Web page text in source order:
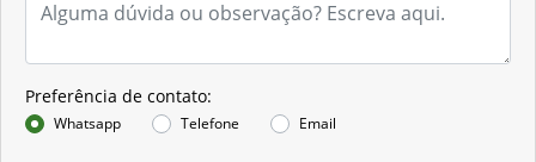
Preferência de contato:
Whatsapp Telefone Email